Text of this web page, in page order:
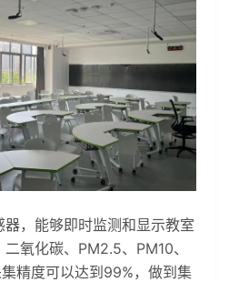
，能够即时监测和显示教室
氧化碳、PM2.5、PM10、
精度可以达到99%，做到集